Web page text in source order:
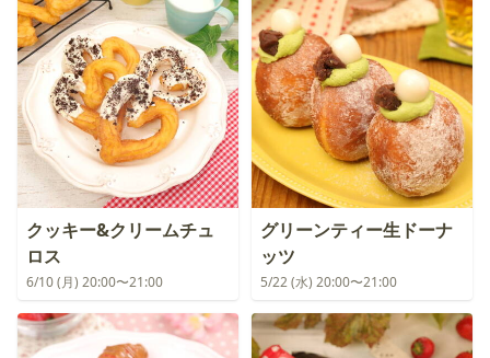
クッキー&クリームチュ
ロス
6/10 (月) 20:00〜21:00
グリーンティー生ドーナ
ッツ
5/22 (水) 20:00〜21:00